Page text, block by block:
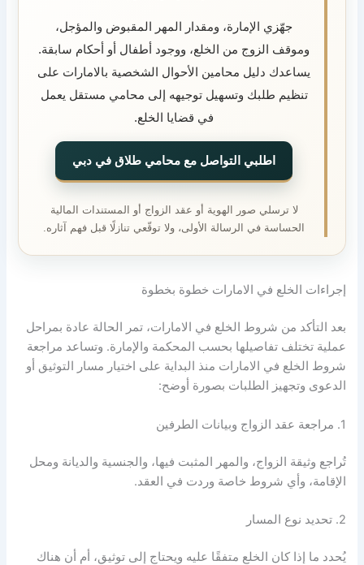
جهّزي الإمارة، ومقدار المهر المقبوض والمؤجل،
وموقف الزوج من الخلع، ووجود أطفال أو أحكام سابقة.
يساعدك دليل محامين الأحوال الشخصية بالامارات على
تنظيم طلبك وتسهيل توجيهه إلى محامي مستقل يعمل
في قضايا الخلع.
اطلبي التواصل مع محامي طلاق في دبي
لا ترسلي صور الهوية أو عقد الزواج أو المستندات المالية
الحساسة في الرسالة الأولى، ولا توقّعي تنازلًا قبل فهم آثاره.
إجراءات الخلع في الامارات خطوة بخطوة
بعد التأكد من شروط الخلع في الامارات، تمر الحالة عادة بمراحل
عملية تختلف تفاصيلها بحسب المحكمة والإمارة. وتساعد مراجعة
شروط الخلع في الامارات منذ البداية على اختيار مسار التوثيق أو
الدعوى وتجهيز الطلبات بصورة أوضح:
1. مراجعة عقد الزواج وبيانات الطرفين
تُراجع وثيقة الزواج، والمهر المثبت فيها، والجنسية والديانة ومحل
الإقامة، وأي شروط خاصة وردت في العقد.
2. تحديد نوع المسار
يُحدد ما إذا كان الخلع متفقًا عليه ويحتاج إلى توثيق، أم أن هناك